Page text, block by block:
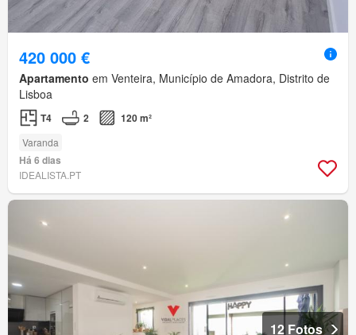
420 000 €
Apartamento em Venteira, Município de Amadora, Distrito de
Lisboa
T4 2 120 m²
Varanda
Há 6 dias
IDEALISTA.PT
12 Fotos